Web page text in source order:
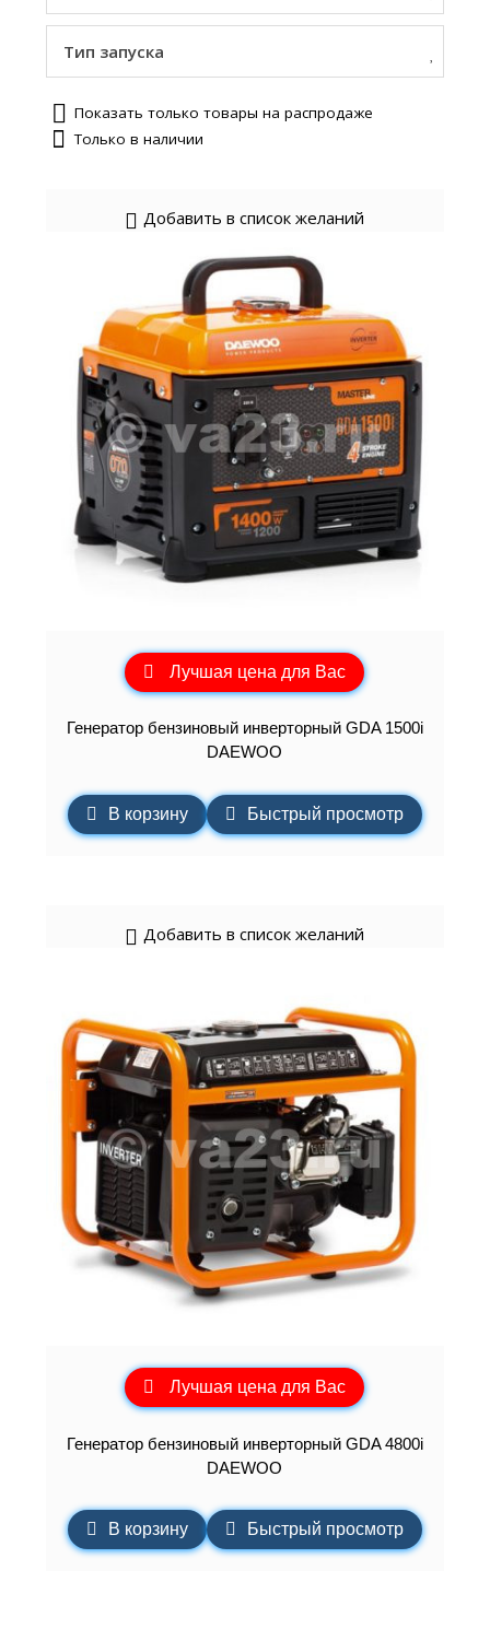
Тип запуска
Показать только товары на распродаже
Только в наличии
Добавить в список желаний
Лучшая цена для Вас
Генератор бензиновый инверторный GDA 1500i
DAEWOO
В корзину Быстрый просмотр
Добавить в список желаний
Лучшая цена для Вас
Генератор бензиновый инверторный GDA 4800i
DAEWOO
В корзину Быстрый просмотр